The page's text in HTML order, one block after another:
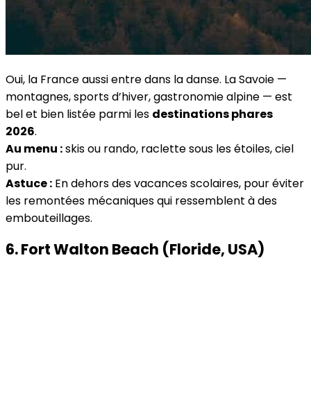
Oui, la France aussi entre dans la danse. La Savoie —
montagnes, sports d’hiver, gastronomie alpine — est
bel et bien listée parmi les destinations phares
2026.
Au menu :skis ou rando, raclette sous les étoiles, ciel
pur.
Astuce : En dehors des vacances scolaires, pour éviter
les remontées mécaniques qui ressemblent à des
embouteillages.
6. Fort Walton Beach (Floride, USA)